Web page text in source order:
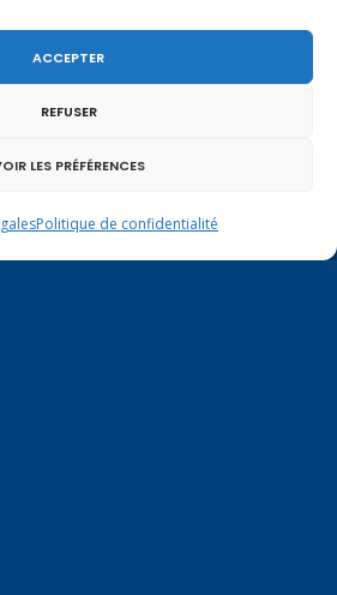
ACCEPTER
REFUSER
LES PRÉFÉRENCES
Politique de confidentialité